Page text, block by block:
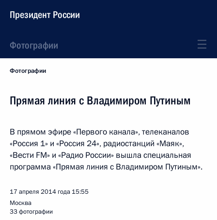
Президент России
Фотографии
Фотографии
Прямая линия с Владимиром Путиным
В прямом эфире «Первого канала», телеканалов
«Россия 1» и «Россия 24», радиостанций «Маяк»,
«Вести FM» и «Радио России» вышла специальная
программа «Прямая линия с Владимиром Путиным».
17 апреля 2014 года 15:55
Москва
33 фотографии